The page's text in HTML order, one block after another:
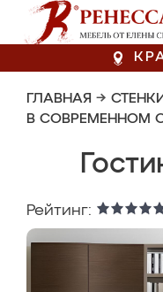
ГЛАВНАЯ →
В СОВРЕМЕННОМ
Рейтинг: